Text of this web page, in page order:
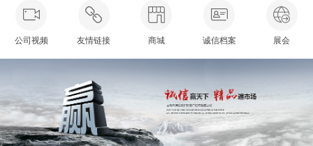
公司视频 友情链接 商城 诚信档案 展会